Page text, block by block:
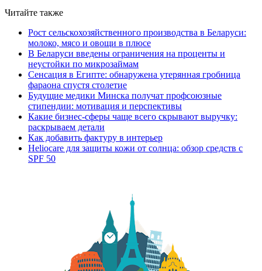
Читайте также
Рост сельскохозяйственного производства в Беларуси:
молоко, мясо и овощи в плюсе
В Беларуси введены ограничения на проценты и
неустойки по микрозаймам
Сенсация в Египте: обнаружена утерянная гробница
фараона спустя столетие
Будущие медики Минска получат профсоюзные
стипендии: мотивация и перспективы
Какие бизнес-сферы чаще всего скрывают выручку:
раскрываем детали
Как добавить фактуру в интерьер
Heliocare для защиты кожи от солнца: обзор средств с
SPF 50